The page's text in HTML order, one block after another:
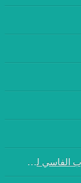
في الجمع العام الثالث لفريق المغرب الفاسي لكرة القدم: